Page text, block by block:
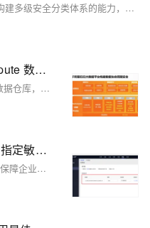
在DataphinV3.11版本中，我们支持了构建多级安全分类体系的能力，用于支持客户定制和使用行业化的数据分类分级体系。 同时我们支持了识别特征的管理，可以使用内置的手机、姓名等识别特征；也在安全模型中内置了通用行业模型，便于客户直接应用，实现对大部分个人敏感数据和部分业务数据的识别和保护。
阿里巴巴云数据仓库 MaxCompute 数据安全最佳实践
MaxCompute作为企业级SaaS模式云数据仓库，正在为客户业务及其数据提供持续的安全保护。 MaxCompute 近期对产品的安全能力进行了全面升级 ，结合数据生命周期，针对数据误用、数据滥用、数据泄露、数据丢失等典型数据风险场景，构建全生命周期的数据安全防护体系。
数据安全最佳实践（5）：手动指定敏感数据【Dataphin V3.8】
在基于数据分类分级和敏感数据保护，保障企业数据安全、如何基于Dataphin实现敏感数据保护（以消费者隐私保护为例）中，我们讲了通过对敏感数据进行分类分级的识别和通过脱敏进行敏感数据的保护。这里面最基础的工作，就是完成敏感数据的识别，并尽量保证数据识别的准确性。 Dataphin V3.8在原来按照规则自动识别敏感数据的基础之上，新增了手动指定敏感数据的能力，方便快速指定核心敏感数据和批量进行敏感数据管理。